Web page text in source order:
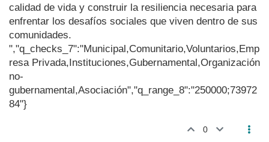
calidad de vida y construir la resiliencia necesaria para
enfrentar los desafíos sociales que viven dentro de sus
comunidades.
","q_checks_7":"Municipal,Comunitario,Voluntarios,Emp
resa Privada,Instituciones,Gubernamental,Organización
no-
gubernamental,Asociación","q_range_8":"250000;73972
84"}
0